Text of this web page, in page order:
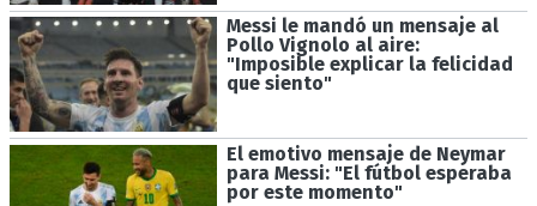
Messi le mandó un mensaje al
Pollo Vignolo al aire:
"Imposible explicar la felicidad
que siento"
El emotivo mensaje de Neymar
para Messi: "El fútbol esperaba
por este momento"